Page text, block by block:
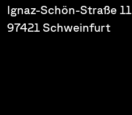
Ignaz-Schön-Straße 11
97421 Schweinfurt